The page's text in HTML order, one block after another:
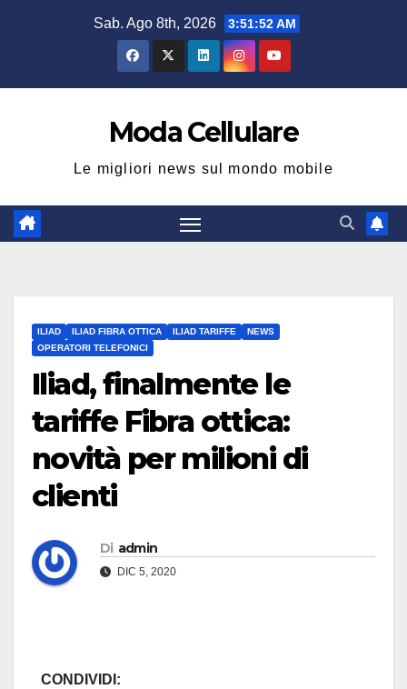
Sab. Ago 8th, 2026 3:51:53 AM
Moda Cellulare
Le migliori news sul mondo mobile
ILIAD ILIAD FIBRA OTTICA ILIAD TARIFFE
NEWS
OPERATORI TELEFONICI
Iliad, finalmente le
tariffe Fibra ottica:
novità per milioni di
clienti
Di admin
DIC 5, 2020
CONDIVIDI: